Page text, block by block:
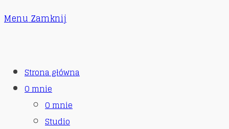
Menu Zamknij
Strona główna
O mnie
O mnie
Studio